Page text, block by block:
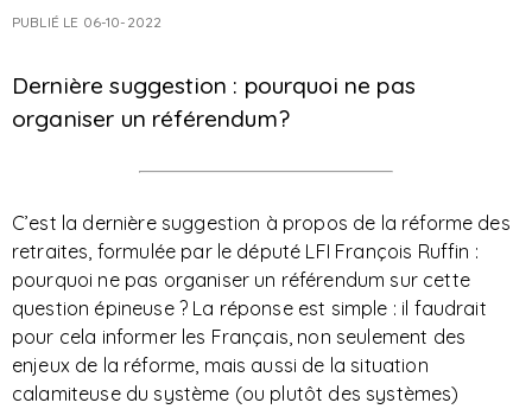
PUBLIÉ LE 06-10-2022
Dernière suggestion : pourquoi ne pas
organiser un référendum?
C’est la dernière suggestion à propos de la réforme des
retraites, formulée par le député LFI François Ruffin :
pourquoi ne pas organiser un référendum sur cette
question épineuse ? La réponse est simple : il faudrait
pour cela informer les Français, non seulement des
enjeux de la réforme, mais aussi de la situation
calamiteuse du système (ou plutôt des systèmes)